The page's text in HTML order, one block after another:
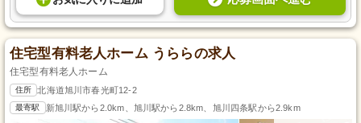
住宅型有料老人ホーム うららの求人
住宅型有料老人ホーム
住所 北海道旭川市春光町12-2
最寄駅 新旭川駅から2.0km、旭川駅から2.8km、旭川四条駅から2.9km